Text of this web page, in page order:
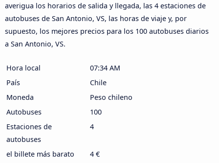
averigua los horarios de salida y llegada, las 4 estaciones de
autobuses de San Antonio, VS, las horas de viaje y, por
supuesto, los mejores precios para los 100 autobuses diarios
a San Antonio, VS.
Hora local
07:34 AM
País
Chile
Moneda
Peso chileno
Autobuses
100
Estaciones de
autobuses
4
el billete más barato
4 €